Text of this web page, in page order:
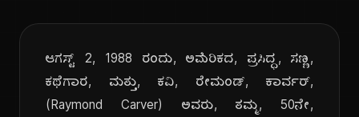
ಆಗಸ್ಟ್ 2, 1988 ರಂದು, ಅಮೆರಿಕದ, ಪ್ರಸಿದ್ಧ, ಸಣ್ಣ,
ಕಥೆಗಾರ, ಮತ್ತು, ಕವಿ, ರೇಮಂಡ್, ಕಾರ್ವರ್,
(Raymond Carver) ಅವರು, ತಮ್ಮ, 50ನೇ,